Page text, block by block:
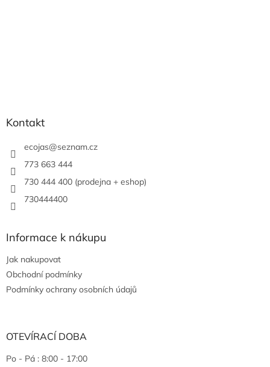
Kontakt
ecojas@seznam.cz
773 663 444
730 444 400 (prodejna + eshop)
730444400
Informace k nákupu
Jak nakupovat
Obchodní podmínky
Podmínky ochrany osobních údajů
OTEVÍRACÍ DOBA
Po - Pá : 8:00 - 17:00